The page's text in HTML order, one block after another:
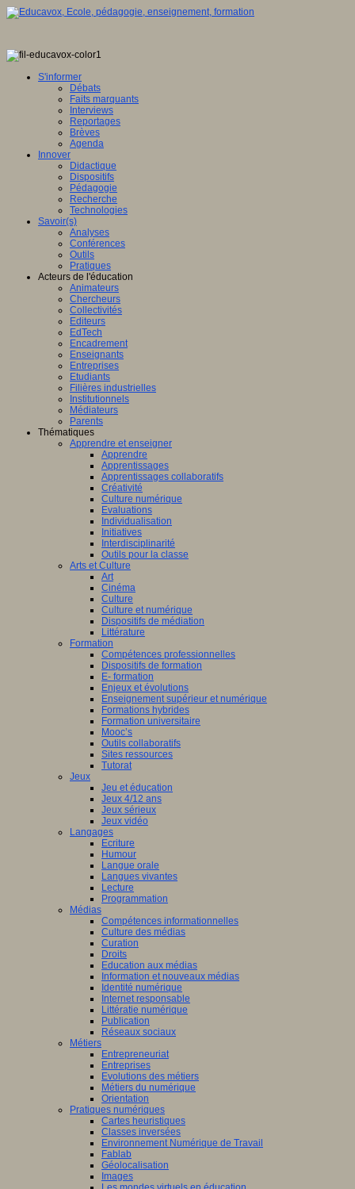
S'informer
Débats
Faits marquants
Interviews
Reportages
Brèves
Agenda
Innover
Didactique
Dispositifs
Pédagogie
Recherche
Technologies
Savoir(s)
Analyses
Conférences
Outils
Pratiques
Acteurs de l'éducation
Animateurs
Chercheurs
Collectivités
Editeurs
EdTech
Encadrement
Enseignants
Entreprises
Etudiants
Filières industrielles
Institutionnels
Médiateurs
Parents
Thématiques
Apprendre et enseigner
Apprendre
Apprentissages
Apprentissages collaboratifs
Créativité
Culture numérique
Evaluations
Individualisation
Initiatives
Interdisciplinarité
Outils pour la classe
Arts et Culture
Art
Cinéma
Culture
Culture et numérique
Dispositifs de médiation
Littérature
Formation
Compétences professionnelles
Dispositifs de formation
E- formation
Enjeux et évolutions
Enseignement supérieur et numérique
Formations hybrides
Formation universitaire
Mooc’s
Outils collaboratifs
Sites ressources
Tutorat
Jeux
Jeu et éducation
Jeux 4/12 ans
Jeux sérieux
Jeux vidéo
Langages
Ecriture
Humour
Langue orale
Langues vivantes
Lecture
Programmation
Médias
Compétences informationnelles
Culture des médias
Curation
Droits
Education aux médias
Information et nouveaux médias
Identité numérique
Internet responsable
Littératie numérique
Publication
Réseaux sociaux
Métiers
Entrepreneuriat
Entreprises
Evolutions des métiers
Métiers du numérique
Orientation
Pratiques numériques
Cartes heuristiques
Classes inversées
Environnement Numérique de Travail
Fablab
Géolocalisation
Images